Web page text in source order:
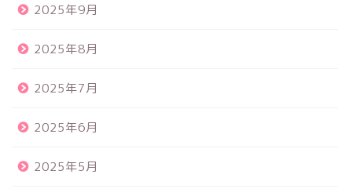
2025年9月
2025年8月
2025年7月
2025年6月
2025年5月